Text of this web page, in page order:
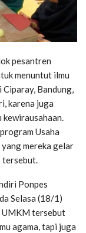
pesantren
menuntut ilmu
Bandung,
karena juga
kewirausahaan.
Usaha
mereka gelar
tersebut.
Ponpes
Selasa (18/1)
UMKM tersebut
agama, tapi juga